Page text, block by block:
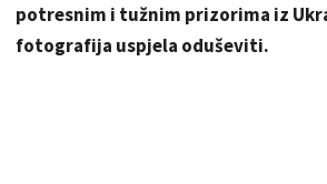
potresnim i tužnim prizorima iz
fotografija uspjela oduševiti.